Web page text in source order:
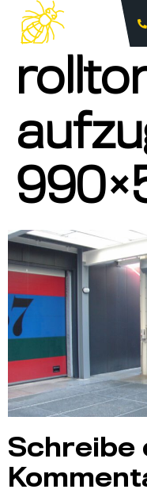
Schreibe